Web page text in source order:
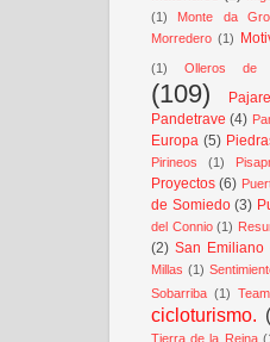
(1)
Monte da
Morredero (1)
(1) Olleros de
(109)
Pandetrave (4)
Europa (5)
Pirineos (1)
Proyectos (6)
de Somiedo (3)
del Connio (1)
(2) San Emiliano
Millas (1)
Sobarriba (1)
cicloturismo.
Tierra de la Reina